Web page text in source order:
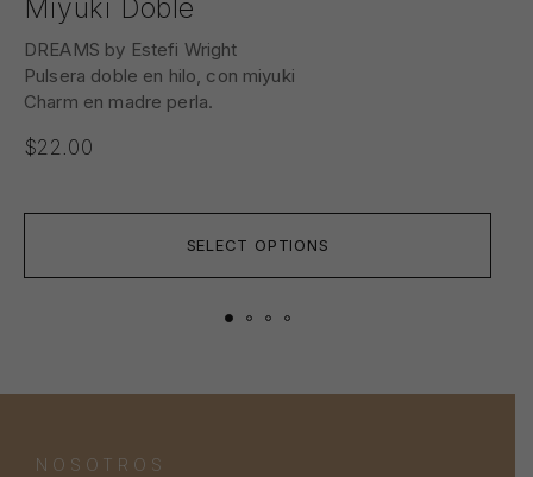
SELECT OPTIONS
Miyuki Doble
DREAMS by Estefi Wright
Pulsera doble en hilo, con miyuki
Charm en madre perla.
$22.00
NOSOTROS